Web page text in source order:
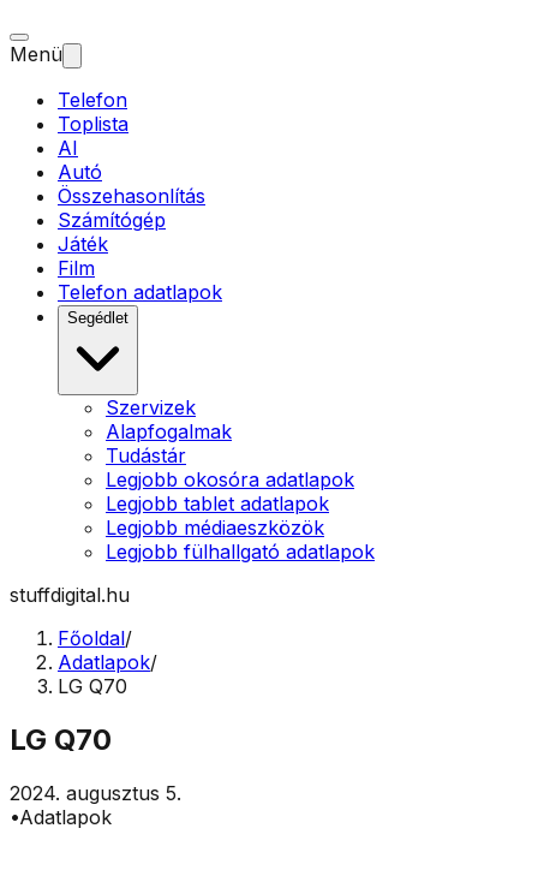
Menü
Telefon
Toplista
AI
Autó
Összehasonlítás
Számítógép
Játék
Film
Telefon adatlapok
Segédlet
Szervizek
Alapfogalmak
Tudástár
Legjobb okosóra adatlapok
Legjobb tablet adatlapok
Legjobb médiaeszközök
Legjobb fülhallgató adatlapok
stuffdigital.hu
Főoldal/
Adatlapok/
LG Q70
LG Q70
2024. augusztus 5.
•Adatlapok